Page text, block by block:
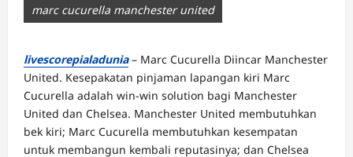
marc cucurella manchester united
livescorepialadunia– Marc Cucurella Diincar Manchester
United. Kesepakatan pinjaman lapangan kiri Marc
Cucurella adalah win-win solution bagi Manchester
United dan Chelsea. Manchester United membutuhkan
bek kiri; Marc Cucurella membutuhkan kesempatan
untuk membangun kembali reputasinya; dan Chelsea